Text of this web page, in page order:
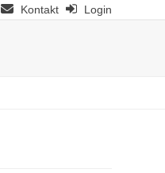
Kontakt Login